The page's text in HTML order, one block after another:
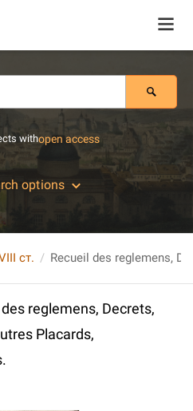
withopen access
options
ст.
reglemens, Decrets,
Placards,